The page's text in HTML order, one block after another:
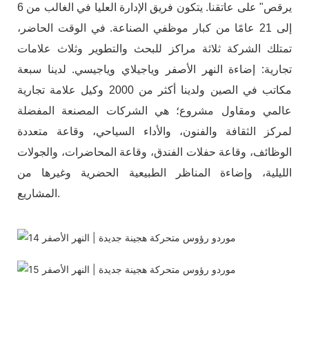
يرقص" على عاتقنا. يتكون فريق الإدارة العليا في الغالب من 6
إلى 21 عامًا من كبار موظفي الصناعة. في الوقت الحاضر،
تمتلك الشركة ثلاثة مراكز للبحث والتطوير وثلاث علامات
تجارية: إضاءة النهر الأصفر وياجيلاي وياجيسي. لدينا سبعة
مكاتب في الصين ولدينا أكثر من 2000 وكيل علامة تجارية
عالمي ومقاول مشروع؛ هي الشركات المصنعة المفضلة
لمركز الثقافة والفنون، والأداء السياحي، وقاعة متعددة
الوظائف، وقاعة حفلات الفندق، وقاعة المحاضرات، والجولات
الليلية، وإضاءة المناظر الطبيعية الحضرية وغيرها من
المشاريع.